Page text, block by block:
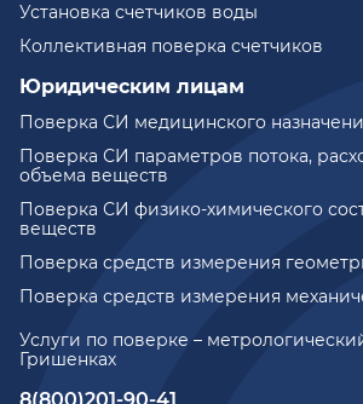
Услуги по поверке –
Гришенках
Установка счетчиков воды
Коллективная поверка счетчиков
Юридическим лицам
Поверка СИ медицинского
Поверка СИ параметров потока,
объема веществ
Поверка СИ физико-химического
веществ
Поверка средств измерения
Поверка средств измерения